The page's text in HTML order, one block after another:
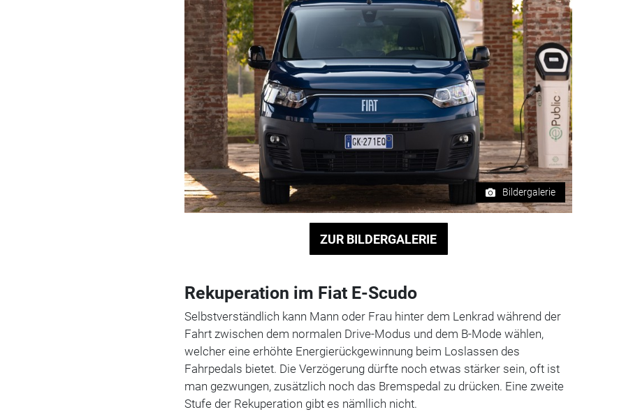
Bildergalerie
ZUR BILDERGALERIE
Rekuperation im Fiat E-Scudo
Selbstverständlich kann Mann oder Frau hinter dem Lenkrad während der
Fahrt zwischen dem normalen Drive-Modus und dem B-Mode wählen,
welcher eine erhöhte Energierückgewinnung beim Loslassen des
Fahrpedals bietet. Die Verzögerung dürfte noch etwas stärker sein, oft ist
man gezwungen, zusätzlich noch das Bremspedal zu drücken. Eine zweite
Stufe der Rekuperation gibt es nämllich nicht.